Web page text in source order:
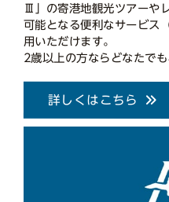
Ⅲ」の寄港地観光ツアーや
可能となる便利なサービス
用いただけます。
2歳以上の方ならどなたでも
詳しくはこちら